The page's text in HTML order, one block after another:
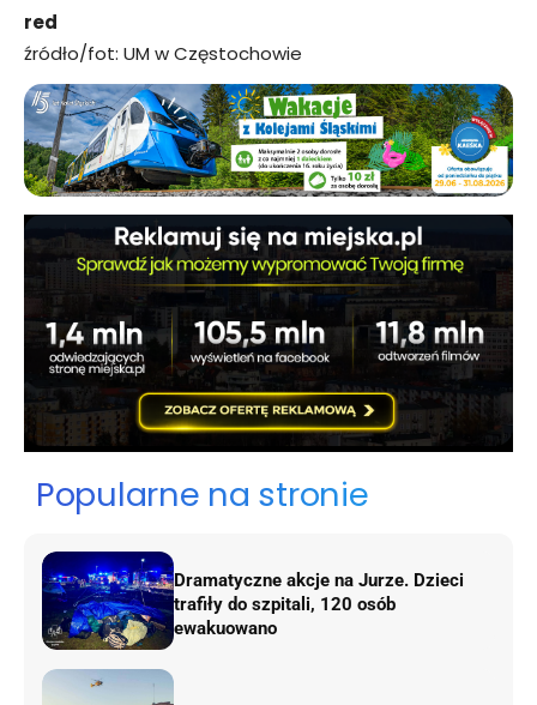
red
źródło/fot: UM w Częstochowie
Popularne na stronie
Dramatyczne akcje na Jurze. Dzieci
trafiły do szpitali, 120 osób
ewakuowano